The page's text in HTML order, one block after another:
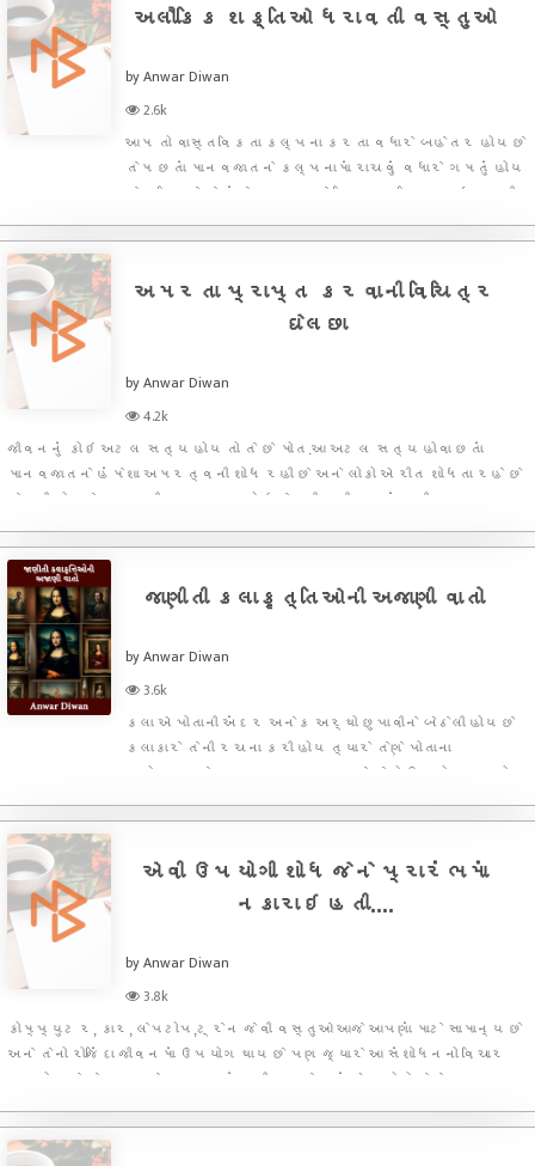
અલૌકિક શક્તિઓ ધરાવતી વસ્તુઓ
by Anwar Diwan
2.6k
આમ તો વાસ્તવિકતા કલ્પના કરતા વધારે બહેતર હોય છે
તેમ છતાં માનવજાતને કલ્પનામાં રાચવું વધારે ગમતું હોય
છે પરિણામે તે હંમેશા જાદુ અને મિથ પર વિશ્વાસ ધરાવતી
છે અને એટલે જ માનવ હંમેશા વધારે શક્તિ પ્રાપ્ત
અમરતા પ્રાપ્ત કરવાની વિચિત્ર
ઘેલછા
by Anwar Diwan
4.2k
જીવનનું કોઇ અટલ સત્ય હોય તો તે છે મોત.આ અટલ સત્ય હોવા છતાં
માનવજાતને હંમેશા અમરત્વની શોધ રહી છે અને લોકો એ રીત શોધતા રહે છે
જેનાથી મોતને માત આપી શકાય પણ કોઇ તેનાથી બચી શક્યું નથી.જન્મ
વિજ્ઞ
જાણીતી કલાકૃત્તિઓની અજાણી વાતો
by Anwar Diwan
3.6k
કલા એ પોતાની અંદર અનેક અર્થો છુપાવીને બેઠેલી હોય છે
કલાકારે તેની રચના કરી હોય ત્યારે તેણે પોતાના
મનોજગતને સાકાર રૂપ આપવા માટે તેનો ઉપયોગ કર્યો
પોતાની રસ રૂચિ અનુસાર તેમાં અર્થ સાંપડતા હોય છે અને
એવી ઉપયોગી શોધ જેને પ્રારંભમાં
નકારાઇ હતી....
by Anwar Diwan
3.8k
કોમ્પ્યુટર, કાર, લેપટોપ,ટ્રેન જેવી વસ્તુઓ આજે આપણાં માટે સામાન્ય છે
અને તેનો રોજિંદા જીવનમાં ઉપયોગ થાય છે પણ જ્યારે આ સંશોધનનો વિચાર
કરાયો અને તે વસ્તુઓ બનાવવામાં આવી ત્યારે ઘણાં એવા લોકો જેને